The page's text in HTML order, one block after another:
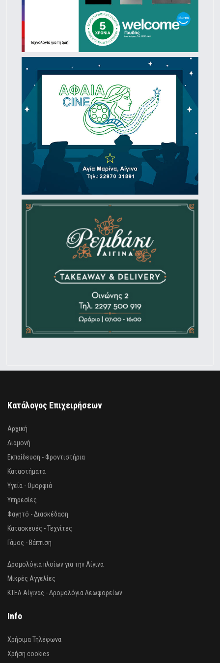
Κατάλογος Επιχειρήσεων
Αρχική
Διαμονή
Εκπαίδευση - Φροντιστήρια
Καταστήματα
Υγεία - Ομορφιά
Υπηρεσίες
Φαγητό - Διασκέδαση
Κατασκευές - Τεχνίτες
Γάμος - Βάπτιση
Δρομολόγια πλοίων για την Αίγινα
Μικρές Αγγελίες
ΚΤΕΛ Αίγινας - Δρομολόγια Λεωφορείων
Info
Χρήσιμα Τηλέφωνα
Χρήση cookies